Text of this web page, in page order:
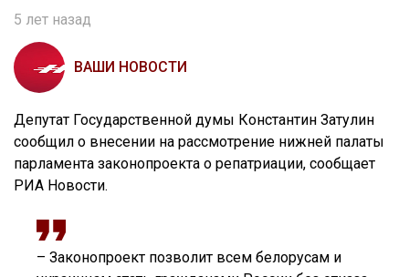
5 лет назад
ВАШИ НОВОСТИ
Депутат Государственной думы Константин Затулин
сообщил о внесении на рассмотрение нижней палаты
парламента законопроекта о репатриации, сообщает
РИА Новости.
– Законопроект позволит всем белорусам и